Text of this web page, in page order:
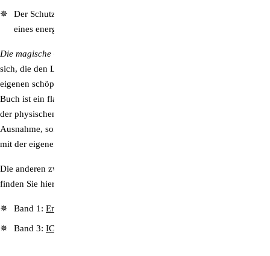
Der Schutzwall aus Licht:
eines energetischen Schutzes und zur Nutzung des Violetten Feuers.
Die magische Gegenwart
sich, die den Leser in Sphären des Lichts erheben und mit seiner
eigenen schöpferischen Gotteskraft zu verbinden vermag. Dieses
Buch ist ein flammender Appell an die Menschheit, die Begrenzungen
der physischen Welt zu überwinden. Es zeigt auf, dass Wunder keine
Ausnahme, sondern das natürliche Resultat eines Lebens im Einklang
mit der eigenen göttlichen Quelle sind.
Die anderen zwei Bücher von Saint Germain und Godfré Ray King
finden Sie hier:
Band 1: Enthüllte Geheimnisse
Band 3: ICH BIN – Die 33 reden von Saint Germain